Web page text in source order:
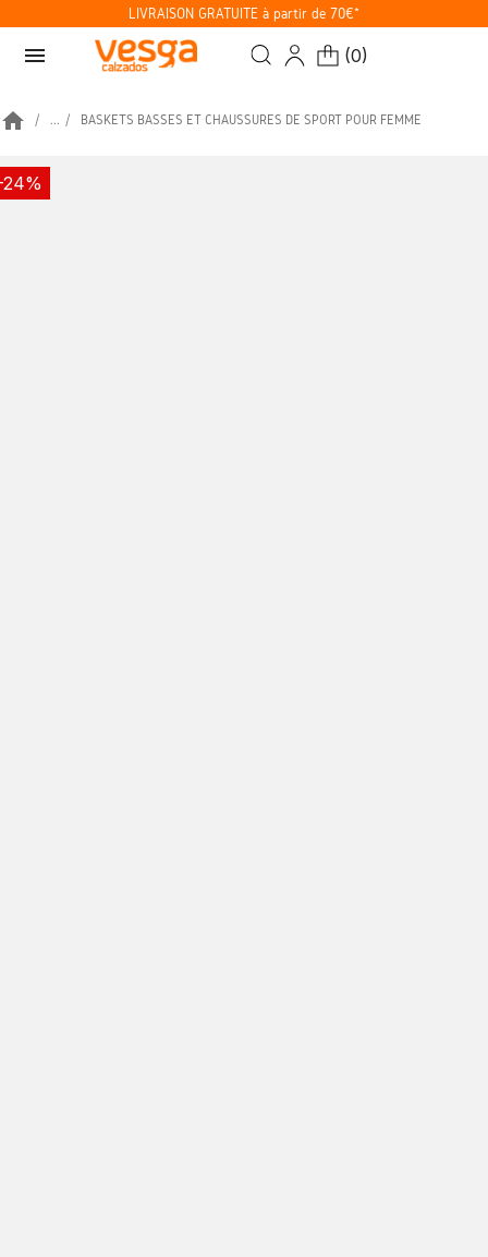
LIVRAISON GRATUITE à partir de 70€*
menu (0)
home ... BASKETS BASSES ET CHAUSSURES DE SPORT POUR FEMME